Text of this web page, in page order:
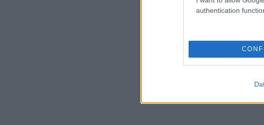
authentication
Ρεύματος: Πότε ανοίγει η